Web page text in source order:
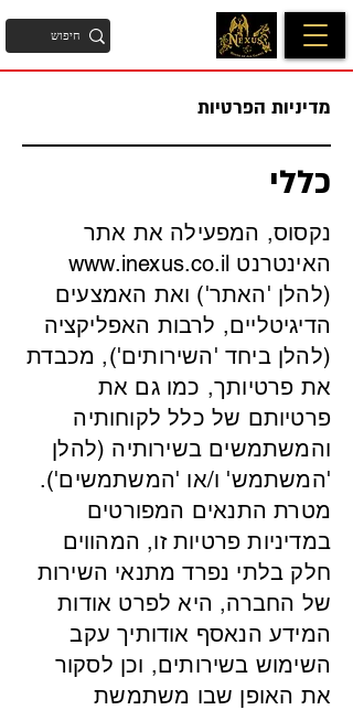
מדיניות הפרטיות
כללי
נקסוס, המפעילה את אתר
האינטרנט www.inexus.co.il
(להלן 'האתר') ואת האמצעים
הדיגיטליים, לרבות האפליקציה
(להלן ביחד 'השירותים'), מכבדת
את פרטיותך, כמו גם את
פרטיותם של כלל לקוחותיה
והמשתמשים בשירותיה (להלן
'המשתמש' ו/או 'המשתמשים').
מטרת התנאים המפורטים
במדיניות פרטיות זו, המהווים
חלק בלתי נפרד מתנאי השירות
של החברה, היא לפרט אודות
המידע הנאסף אודותיך עקב
השימוש בשירותים, וכן לסקור
את האופן שבו משתמשת